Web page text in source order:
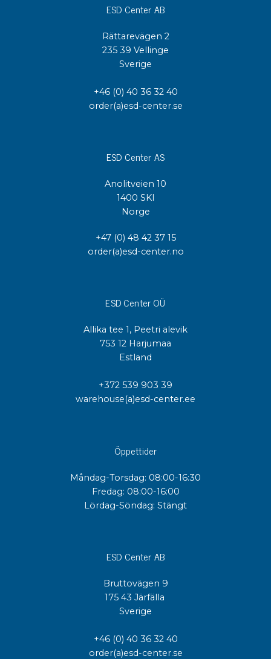
ESD Center AB
Rättarevägen 2
235 39 Vellinge
Sverige
+46 (0) 40 36 32 40
order(a)esd-center.se
ESD Center AS
Anolitveien 10
1400 SKI
Norge
+47 (0) 48 42 37 15
order(a)esd-center.no
ESD Center OÜ
Allika tee 1, Peetri alevik
753 12 Harjumaa
Estland
+372 539 903 39
warehouse(a)esd-center.ee
Öppettider
Måndag-Torsdag: 08:00-16:30
Fredag: 08:00-16:00
Lördag-Söndag: Stängt
ESD Center AB
Bruttovägen 9
175 43 Järfälla
Sverige
+46 (0) 40 36 32 40
order(a)esd-center.se